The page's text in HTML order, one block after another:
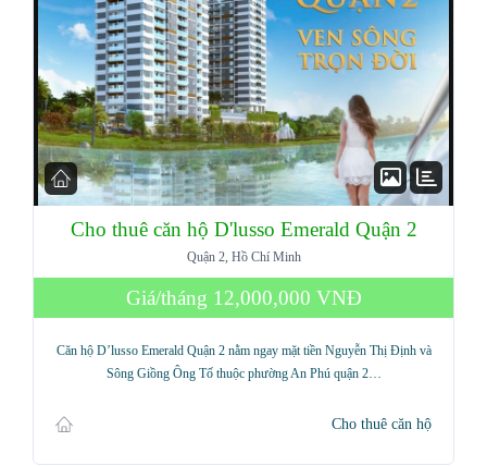
Cho thuê căn hộ D'lusso Emerald Quận 2
Quận 2, Hồ Chí Minh
Giá/tháng 12,000,000 VNĐ
Căn hộ D’lusso Emerald Quận 2 nằm ngay mặt tiền Nguyễn Thị Định và
Sông Giồng Ông Tố thuộc phường An Phú quận 2…
Cho thuê căn hộ
Log in
Don't have an account?Sign Up